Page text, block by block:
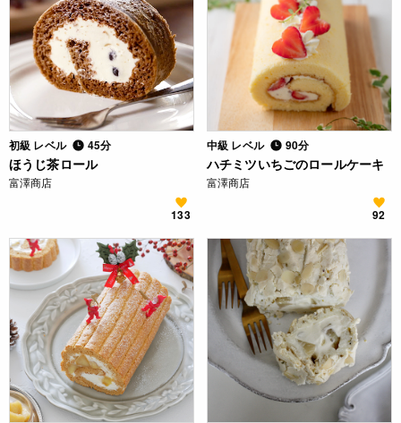
初級 レベル 45分
ほうじ茶ロール
富澤商店
133
中級 レベル 90分
ハチミツいちごのロールケーキ
富澤商店
92